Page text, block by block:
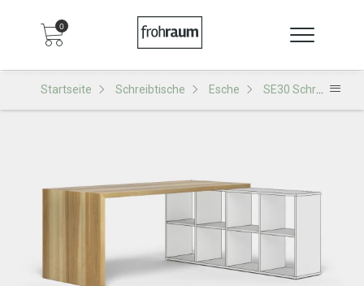
0
Startseite Schreibtische Esche SE30 Schreibtisch